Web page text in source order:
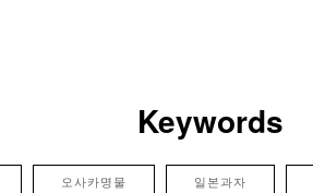
Keywords
오사카명물 일본과자